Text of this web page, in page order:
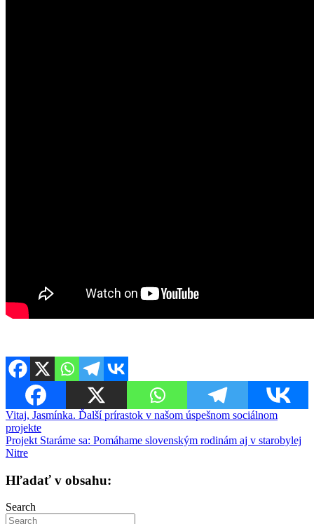
Navigácia
v
článku
Vitaj, Jasmínka. Ďalší prírastok v našom úspešnom sociálnom
projekte
Projekt Staráme sa: Pomáhame slovenským rodinám aj v starobylej
Nitre
Hľadať v obsahu:
Search